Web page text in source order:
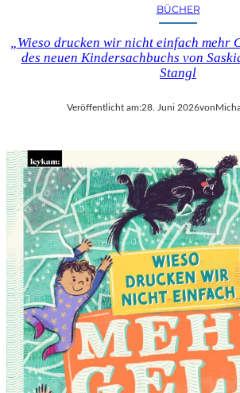
BÜCHER
„Wieso drucken wir nicht einfach mehr
des neuen Kindersachbuchs von
Stangl
Veröffentlicht am:28. Juni 2026von